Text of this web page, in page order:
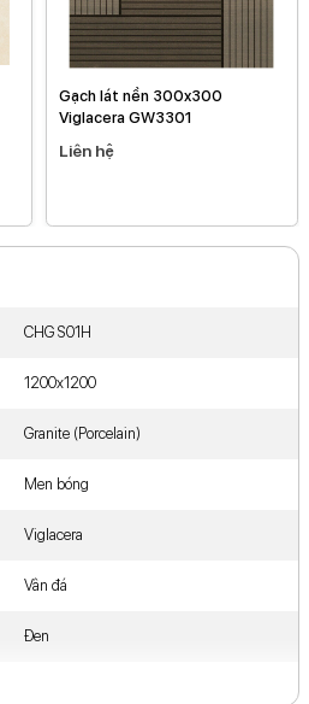
Gạch lát nền 300x300
Viglacera GW3301
Liên hệ
CHG S01H
1200x1200
Granite (Porcelain)
Men bóng
Viglacera
Vân đá
Đen